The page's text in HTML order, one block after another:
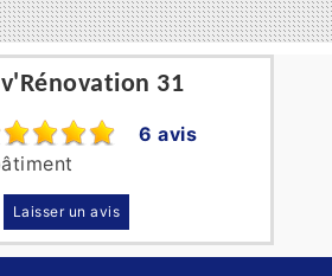
31
6 avis
Laisser un avis